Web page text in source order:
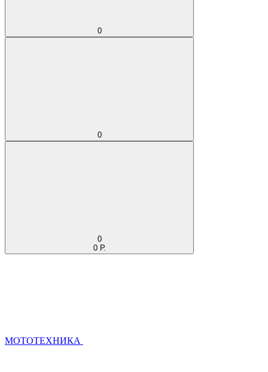
0
0
0
0 Р.
МОТОТЕХНИКА